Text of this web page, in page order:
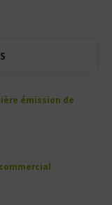
émission de
commercial